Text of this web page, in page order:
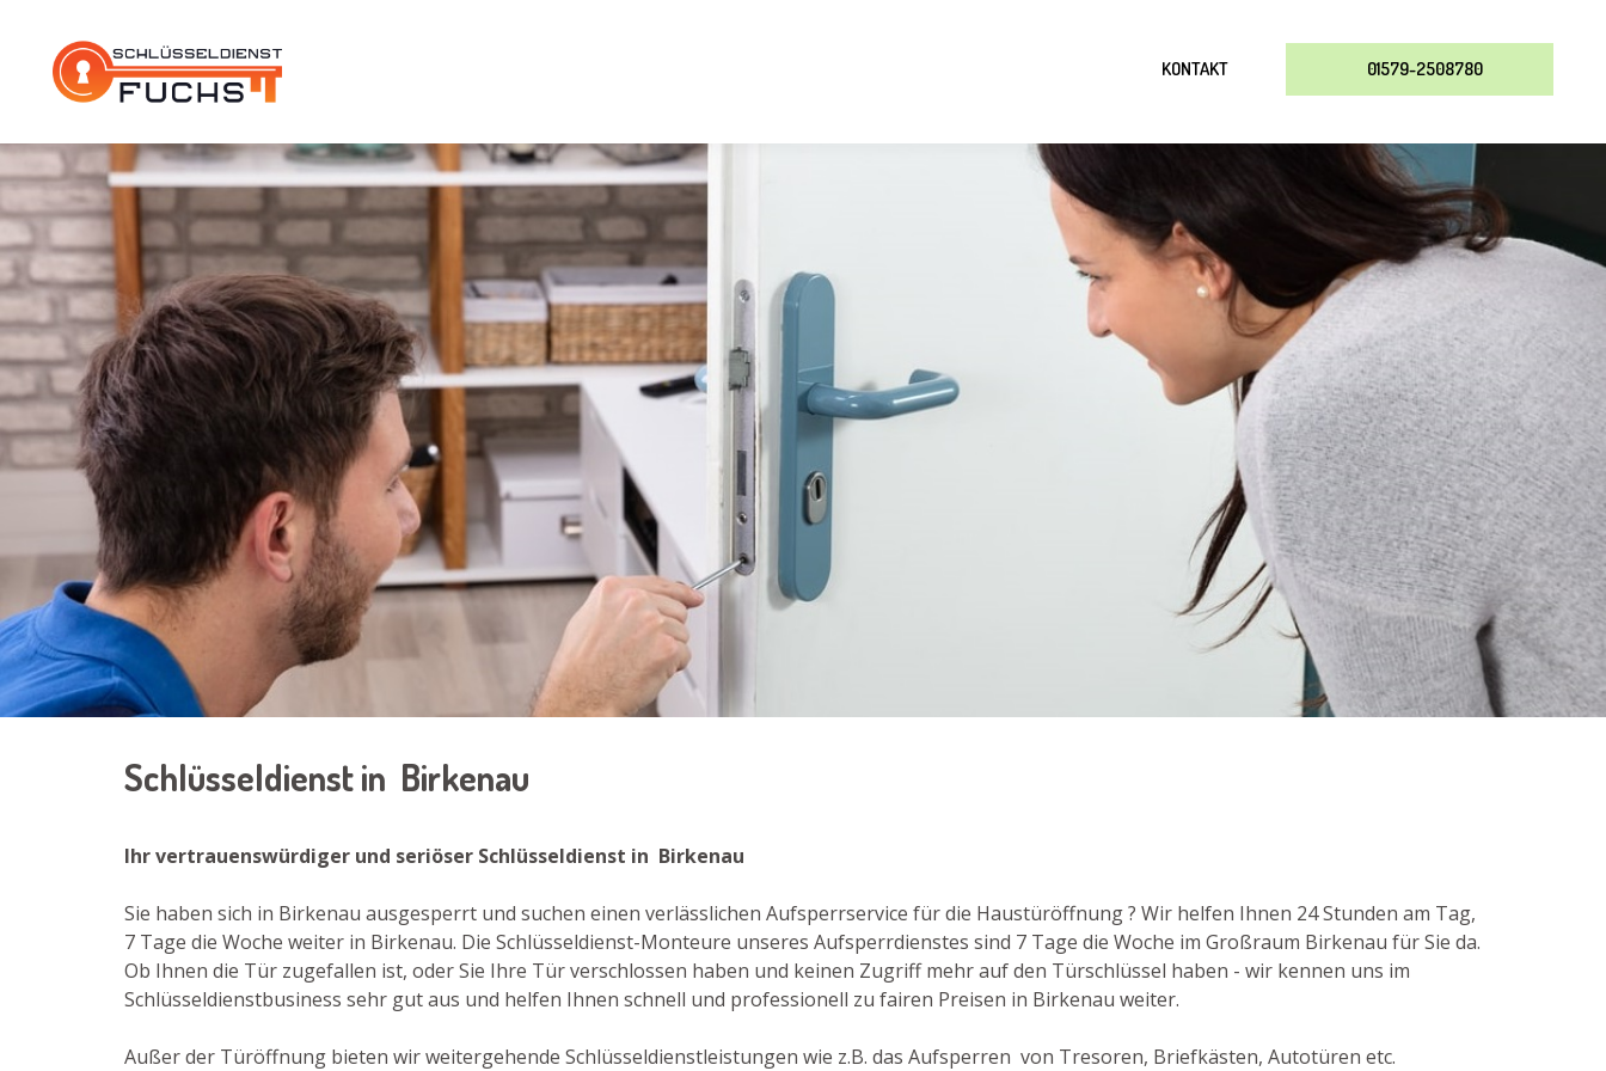
KONTAKT 01579-2508780
Schlüsseldienst in Birkenau
Ihr vertrauenswürdiger und seriöser Schlüsseldienst in Birkenau
Sie haben sich in Birkenau ausgesperrt und suchen einen verlässlichen Aufsperrservice für die Haustüröffnung ? Wir helfen Ihnen 24 Stunden am Tag,
7 Tage die Woche weiter in Birkenau. Die Schlüsseldienst-Monteure unseres Aufsperrdienstes sind 7 Tage die Woche im Großraum Birkenau für Sie da.
Ob Ihnen die Tür zugefallen ist, oder Sie Ihre Tür verschlossen haben und keinen Zugriff mehr auf den Türschlüssel haben - wir kennen uns im
Schlüsseldienstbusiness sehr gut aus und helfen Ihnen schnell und professionell zu fairen Preisen in Birkenau weiter.
Außer der Türöffnung bieten wir weitergehende Schlüsseldienstleistungen wie z.B. das Aufsperren von Tresoren, Briefkästen, Autotüren etc.